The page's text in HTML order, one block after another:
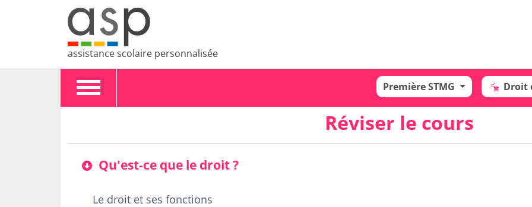
assistance scolaire personnalisée
Toggle
Première STMG Droit
Réviser le cours
Qu'est-ce que le droit ?
Le droit et ses fonctions